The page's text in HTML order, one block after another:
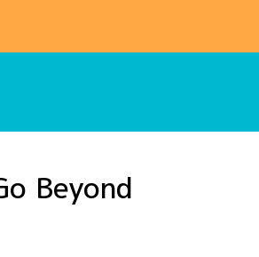
Beyond